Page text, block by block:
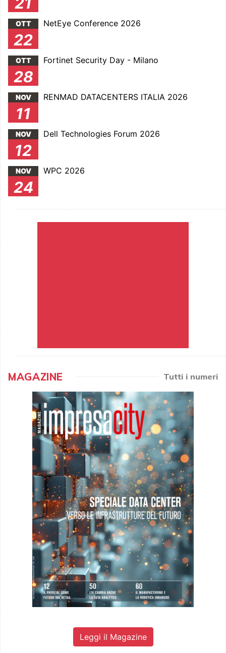
OTT
22
NetEye Conference 2026
OTT
28
Fortinet Security Day - Milano
NOV
11
RENMAD DATACENTERS ITALIA 2026
NOV
12
Dell Technologies Forum 2026
NOV
24
WPC 2026
MAGAZINE Tutti i numeri
Leggi il Magazine